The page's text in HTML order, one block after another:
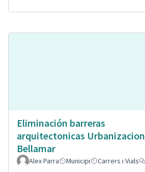
Eliminación barreras
arquitectonicas Urbanizacion
Bellamar
Alex Parra Municipi Carrers i Vials